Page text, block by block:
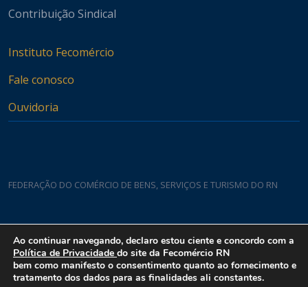
Contribuição Sindical
Instituto Fecomércio
Fale conosco
Ouvidoria
FEDERAÇÃO DO COMÉRCIO DE BENS, SERVIÇOS E TURISMO DO RN
Rua Padre João Damasceno, 1935 - Lagoa Nova CEP 59075-760
Ao continuar navegando, declaro estou ciente e concordo com a
Política de Privacidade do site da Fecomércio RN
bem como manifesto o consentimento quanto ao fornecimento e
tratamento dos dados para as finalidades ali constantes.